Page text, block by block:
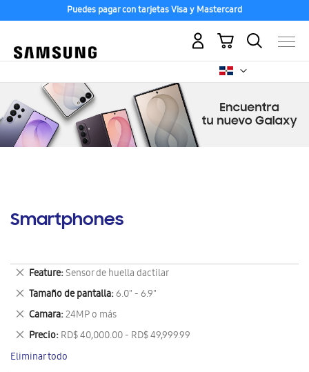
Puedes pagar con tarjetas Visa y Mastercard
Mi carrito
Smartphones
Feature Sensor de huella dactilar
Eliminar
este
artículo
Tamaño de pantalla 6.0" - 6.9"
Eliminar
este
artículo
Camara 24MP o más
Eliminar
este
artículo
Precio RD$ 40,000.00 - RD$ 49,999.99
Eliminar
este
artículo
Eliminar todo